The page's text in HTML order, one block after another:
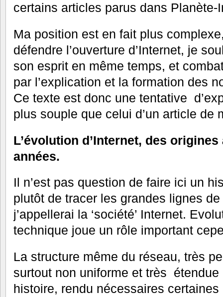
certains articles parus dans Planète-
Ma position est en fait plus
défendre l’ouverture d’Internet, je
son esprit en même temps, et
par l’explication et la formation des
Ce texte est donc une tentative
plus souple que celui d’un article de
L’évolution d’Internet, des
années.
Il n’est pas question de faire ici un
plutôt de tracer les grandes lignes
j’appellerai la ‘société’ Internet.
technique joue un rôle important
La structure même du réseau, très
surtout non uniforme et très
histoire, rendu nécessaires